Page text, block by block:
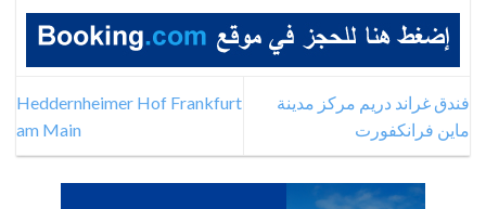
فندق غراند دريم مركز مدينة
ماين فرانكفورت
Heddernheimer Hof Frankfurt
am Main